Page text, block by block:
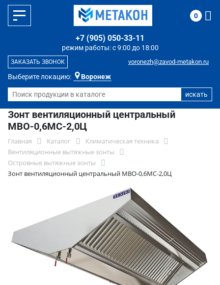
Выберите локацию: Воронеж
режим работы: с 9:00 до 18:00
+7 (905) 050-33-11
voronezh@zavod-metakon.ru
ЗАКАЗАТЬ ЗВОНОК
0
Зонт вентиляционный центральный
МВО-0,6МС-2,0Ц
Главная Каталог
Климатическая техника
Вентиляционные вытяжные зонты
Островные вытяжные зонты
Зонт вентиляционный центральный МВО-0,6МС-2,0Ц